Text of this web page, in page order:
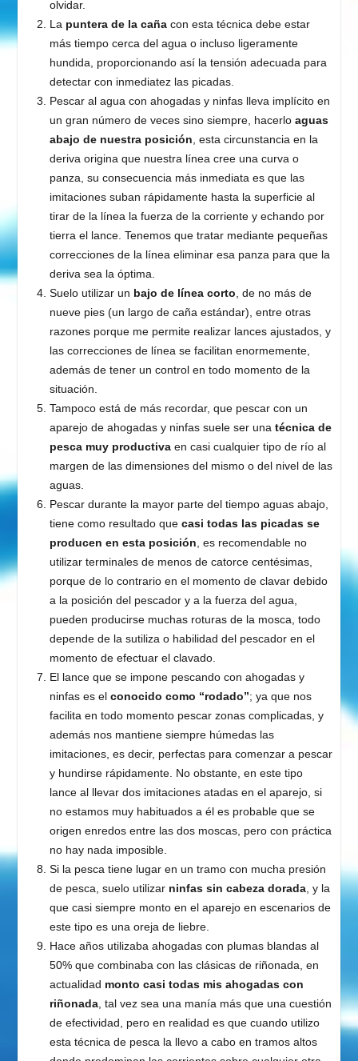
olvidar.
La puntera de la cañacon esta técnica debe estar
más tiempo cerca del agua o incluso ligeramente
hundida, proporcionando así la tensión adecuada para
detectar con inmediatez las picadas.
Pescar al agua con ahogadas y ninfas lleva implícito en
un gran número de veces sino siempre, hacerlo aguas
abajo de nuestra posición , esta circunstancia en la
deriva origina que nuestra línea cree una curva o
panza, su consecuencia más inmediata es que las
imitaciones suban rápidamente hasta la superficie al
tirar de la línea la fuerza de la corriente y echando por
tierra el lance. Tenemos que tratar mediante pequeñas
correcciones de la línea eliminar esa panza para que la
deriva sea la óptima.
Suelo utilizar un bajo de línea corto , de no más de
nueve pies (un largo de caña estándar), entre otras
razones porque me permite realizar lances ajustados, y
las correcciones de línea se facilitan enormemente,
además de tener un control en todo momento de la
situación.
Tampoco está de más recordar, que pescar con un
aparejo de ahogadas y ninfas suele ser una técnica de
pesca muy productivaen casi cualquier tipo de río al
margen de las dimensiones del mismo o del nivel de las
aguas.
Pescar durante la mayor parte del tiempo aguas abajo,
tiene como resultado que casi todas las picadas se
producen en esta posición , es recomendable no
utilizar terminales de menos de catorce centésimas,
porque de lo contrario en el momento de clavar debido
a la posición del pescador y a la fuerza del agua,
pueden producirse muchas roturas de la mosca, todo
depende de la sutiliza o habilidad del pescador en el
momento de efectuar el clavado.
El lance que se impone pescando con ahogadas y
ninfas es el conocido como “rodado”; ya que nos
facilita en todo momento pescar zonas complicadas, y
además nos mantiene siempre húmedas las
imitaciones, es decir, perfectas para comenzar a pescar
y hundirse rápidamente. No obstante, en este tipo
lance al llevar dos imitaciones atadas en el aparejo, si
no estamos muy habituados a él es probable que se
origen enredos entre las dos moscas, pero con práctica
no hay nada imposible.
Si la pesca tiene lugar en un tramo con mucha presión
de pesca, suelo utilizar ninfas sin cabeza dorada, y la
que casi siempre monto en el aparejo en escenarios de
este tipo es una oreja de liebre.
Hace años utilizaba ahogadas con plumas blandas al
50% que combinaba con las clásicas de riñonada, en
actualidad monto casi todas mis ahogadas con
riñonada, tal vez sea una manía más que una cuestión
de efectividad, pero en realidad es que cuando utilizo
esta técnica de pesca la llevo a cabo en tramos altos